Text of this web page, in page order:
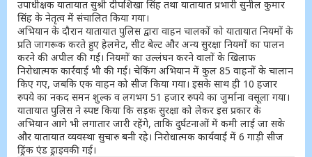
उपाधीक्षक यातायात सुश्री दीपशिखा सिंह तथा यातायात प्रभारी सुनील कुमार
सिंह के नेतृत्व में संचालित किया गया।
अभियान के दौरान यातायात पुलिस द्वारा वाहन चालकों को यातायात नियमों के
प्रति जागरूक करते हुए हेलमेट, सीट बेल्ट और अन्य सुरक्षा नियमों का पालन
करने की अपील की गई। नियमों का उल्लंघन करने वालों के खिलाफ
निरोधात्मक कार्रवाई भी की गई। चेकिंग अभियान में कुल 85 वाहनों के चालान
किए गए, जबकि एक वाहन को सीज किया गया। इसके साथ ही 10 हजार
रुपये का नकद समन शुल्क व लगभग 51 हजार रुपये का जुर्माना वसूला गया।
यातायात पुलिस ने स्पष्ट किया कि सड़क सुरक्षा को लेकर इस प्रकार के
अभियान आगे भी लगातार जारी रहेंगे, ताकि दुर्घटनाओं में कमी लाई जा सके
और यातायात व्यवस्था सुचारु बनी रहे। निरोधात्मक कार्यवाई में 6 गाड़ी सीज
ड्रिंक एंड ड्राइवकी गई।